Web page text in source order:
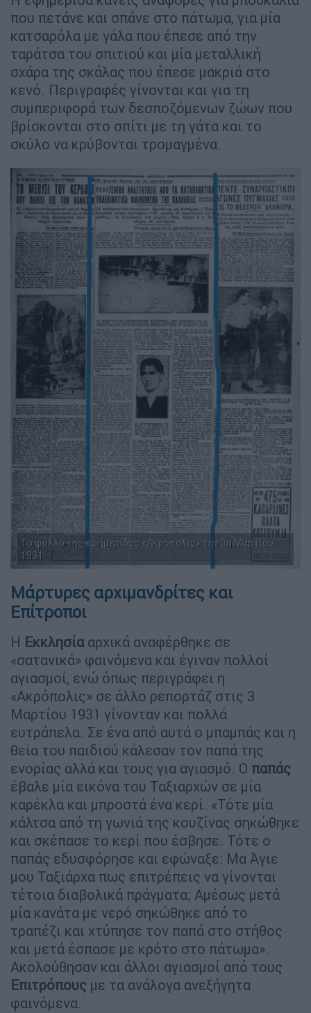
που πετάνε και σπάνε στο πάτωμα, για μία
κατσαρόλα με γάλα που έπεσε από την
ταράτσα του σπιτιού και μία μεταλλική
σχάρα της σκάλας που έπεσε μακριά στο
κενό. Περιγραφές γίνονται και για τη
συμπεριφορά των δεσποζόμενων ζώων που
βρίσκονται στο σπίτι με τη γάτα και το
σκύλο να κρύβονται τρομαγμένα.
Το φύλλο της εφημερίδας «Ακρόπολις» την 3η Μαρτίου
1931
Μάρτυρες αρχιμανδρίτες και
Επίτροποι
Η Εκκλησίααρχικά αναφέρθηκε σε
«σατανικά» φαινόμενα και έγιναν πολλοί
αγιασμοί, ενώ όπως περιγράφει η
«Ακρόπολις» σε άλλο ρεπορτάζ στις 3
Μαρτίου 1931 γίνονταν και πολλά
ευτράπελα. Σε ένα από αυτά ο μπαμπάς και η
θεία του παιδιού κάλεσαν τον παπά της
ενορίας αλλά και τους για αγιασμό. Ο παπάς
έβαλε μία εικόνα του Ταξιαρχών σε μία
καρέκλα και μπροστά ένα κερί. «Τότε μία
κάλτσα από τη γωνιά της κουζίνας σηκώθηκε
και σκέπασε το κερί που έσβησε. Τότε ο
παπάς εδυσφόρησε και εφώναξε: Μα Άγιε
μου Ταξιάρχα πως επιτρέπεις να γίνονται
τέτοια διαβολικά πράγματα; Αμέσως μετά
μία κανάτα με νερό σηκώθηκε από το
τραπέζι και χτύπησε τον παπά στο στήθος
και μετά έσπασε με κρότο στο πάτωμα».
Ακολούθησαν και άλλοι αγιασμοί από τους
Επιτρόπους με τα ανάλογα ανεξήγητα
φαινόμενα.